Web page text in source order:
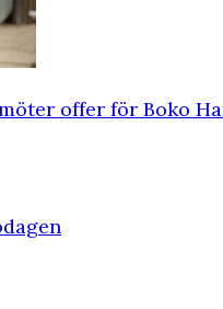
offer för Boko